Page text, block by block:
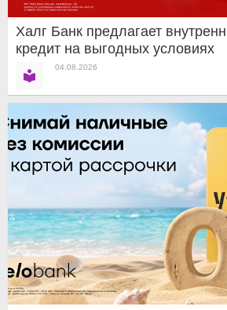
Халг Банк предлагает
кредит на выгодных условиях
04.08.2026